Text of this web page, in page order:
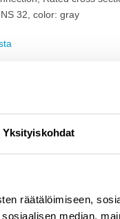
Yksityiskohdat
räätälöimiseen,
median,
32, color: gray